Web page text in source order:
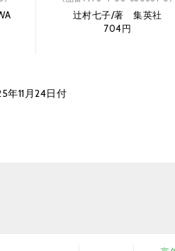
辻村七子/著 集英社
704円
年11月24日付